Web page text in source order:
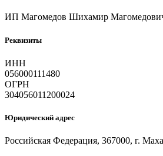
ИП Магомедов Шихамир
Реквизиты
ИНН
056000111480
ОГРН
304056011200024
Юридический адрес
Российская Федерация, 367000, г.